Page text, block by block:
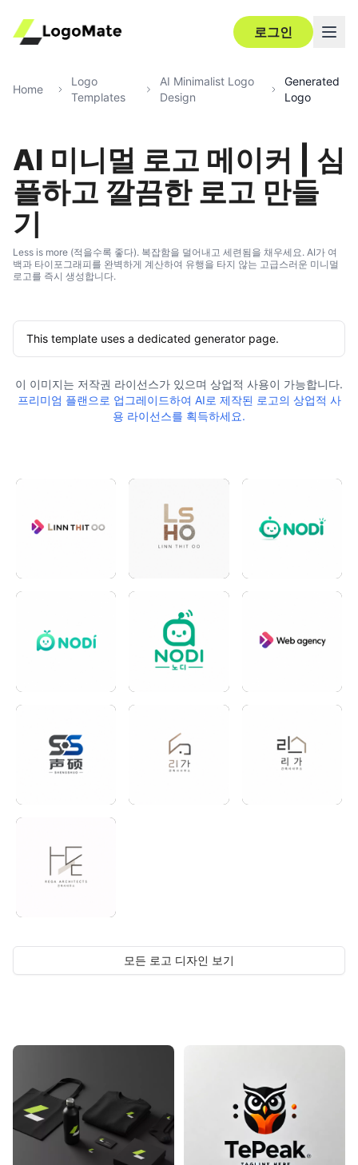
로그인
Home
Logo
Templates
AI Minimalist Logo
Design
Generated
Logo
AI 미니멀 로고 메이커 | 심
플하고 깔끔한 로고 만들
기
Less is more (적을수록 좋다). 복잡함을 덜어내고 세련됨을 채우세요. AI가 여
백과 타이포그래피를 완벽하게 계산하여 유행을 타지 않는 고급스러운 미니멀
로고를 즉시 생성합니다.
This template uses a dedicated generator page.
이 이미지는 저작권 라이선스가 있으며 상업적 사용이 가능합니다.
프리미엄 플랜으로 업그레이드하여 AI로 제작된 로고의 상업적 사
용 라이선스를 획득하세요.
모든 로고 디자인 보기